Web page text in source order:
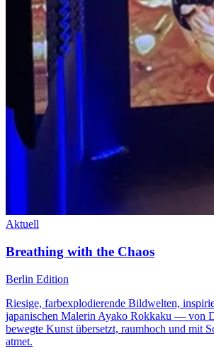
Aktuell
Breathing with the Chaos
Berlin Edition
Riesige, farbexplodierende Bildwelten,
japanischen Malerin Ayako Rokkaku — von
bewegte Kunst übersetzt, raumhoch und mit
atmet.